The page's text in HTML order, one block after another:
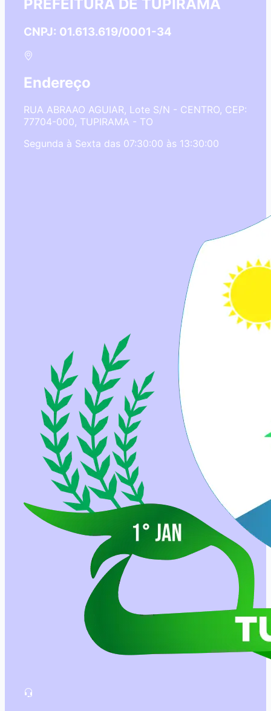
PREFEITURA DE TUPIRAMA
CNPJ: 01.613.619/0001-34
Endereço
RUA ABRAAO AGUIAR, Lote S/N - CENTRO, CEP:
77704-000, TUPIRAMA - TO
Segunda à Sexta das 07:30:00 às 13:30:00